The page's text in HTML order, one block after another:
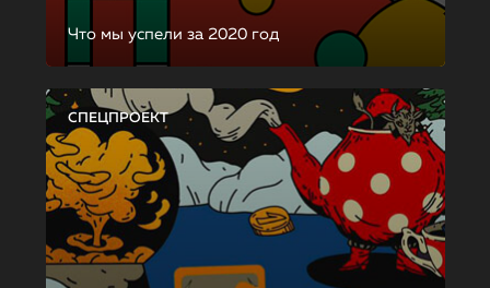
Что мы успели за 2020 год
СПЕЦПРОЕКТ